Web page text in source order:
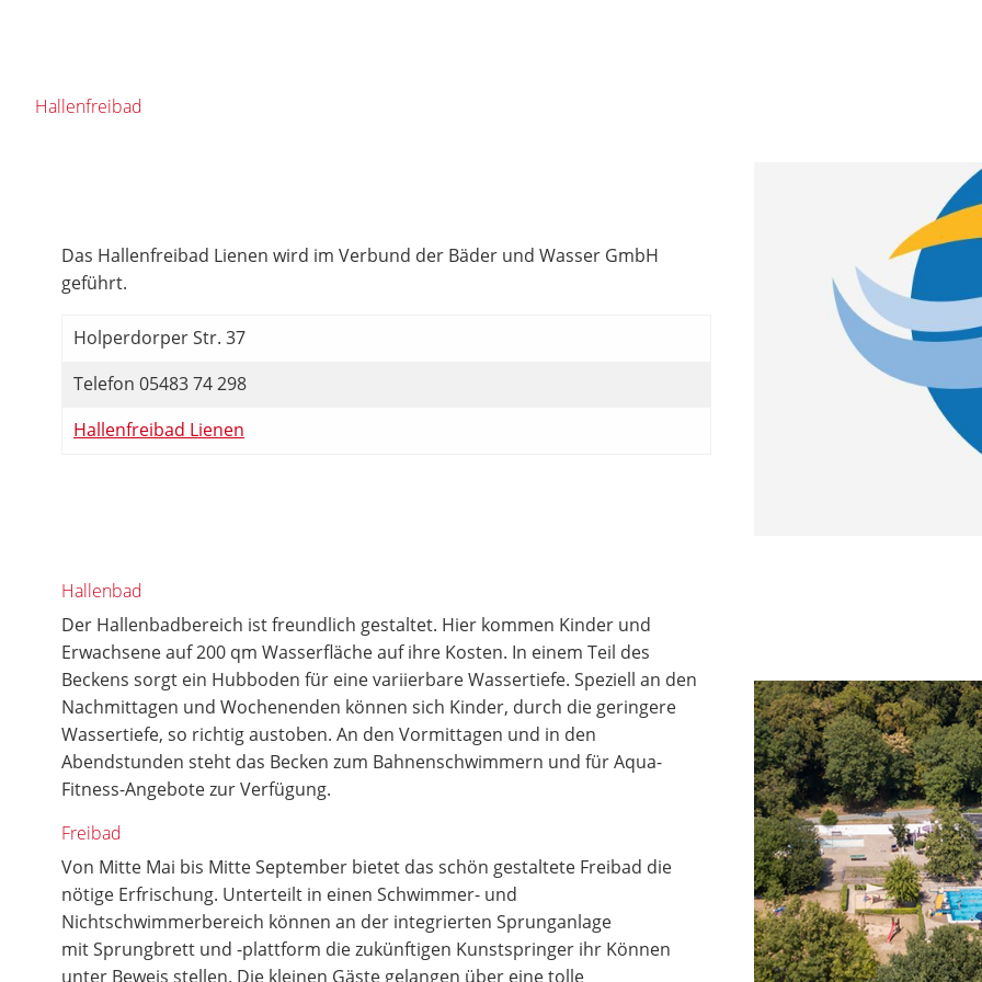
Hallenfreibad
Das Hallenfreibad Lienen wird im Verbund der Bäder und Wasser GmbH
geführt.
Holperdorper Str. 37
Telefon 05483 74 298
Hallenfreibad Lienen
Hallenbad
Der Hallenbadbereich ist freundlich gestaltet. Hier kommen Kinder und
Erwachsene auf 200 qm Wasserfläche auf ihre Kosten. In einem Teil des
Beckens sorgt ein Hubboden für eine variierbare Wassertiefe. Speziell an den
Nachmittagen und Wochenenden können sich Kinder, durch die geringere
Wassertiefe, so richtig austoben. An den Vormittagen und in den
Abendstunden steht das Becken zum Bahnenschwimmern und für Aqua-
Fitness-Angebote zur Verfügung.
Freibad
Von Mitte Mai bis Mitte September bietet das schön gestaltete Freibad die
nötige Erfrischung. Unterteilt in einen Schwimmer- und
Nichtschwimmerbereich können an der integrierten Sprunganlage
mit Sprungbrett und -plattform die zukünftigen Kunstspringer ihr Können
unter Beweis stellen. Die kleinen Gäste gelangen über eine tolle